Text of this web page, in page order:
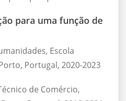
para uma função de
Escola
Portugal, 2020-2023
de Comércio,